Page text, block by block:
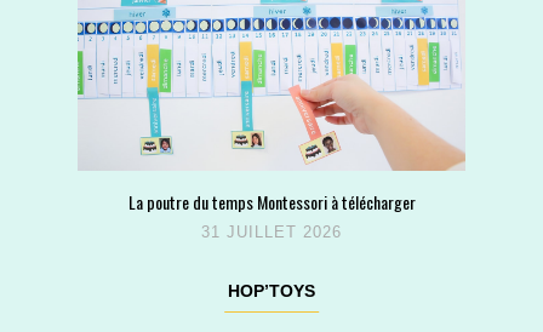
La poutre du temps Montessori à télécharger
31 JUILLET 2026
HOP’TOYS